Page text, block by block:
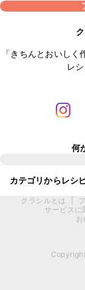
「きちんとおいし
レ
何
カテゴリからレシ
クラシルとは
サービスに